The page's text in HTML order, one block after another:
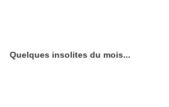
Quelques insolites du mois...